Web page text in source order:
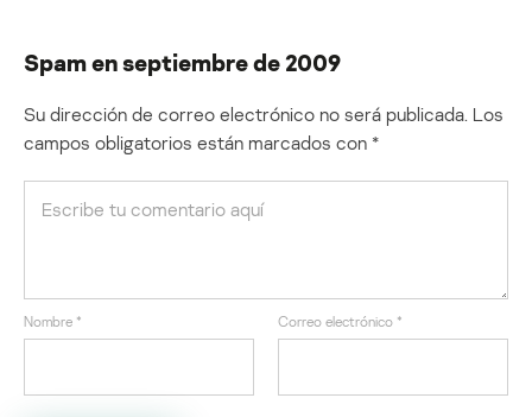
Spam en septiembre de 2009
Su dirección de correo electrónico no será publicada. Los
campos obligatorios están marcados con *
Nombre * Correo electrónico *